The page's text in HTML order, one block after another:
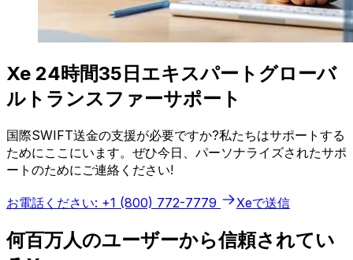
Xe 24時間35日エキスパートグローバ
ルトランスファーサポート
国際SWIFT送金の支援が必要ですか?私たちはサポートする
ためにここにいます。ぜひ今日、パーソナライズされたサポ
ートのためにご連絡ください!
お電話ください: +1 (800) 772-7779 Xeで送信
何百万人のユーザーから信頼されてい